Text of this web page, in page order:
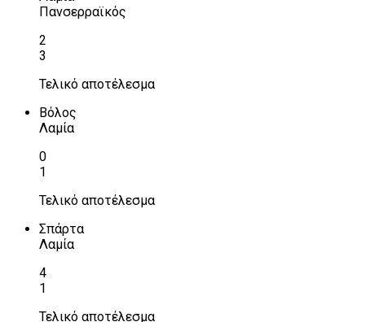
Πανσερραϊκός
2
3
Τελικό αποτέλεσμα
Βόλος
Λαμία
0
1
Τελικό αποτέλεσμα
Σπάρτα
Λαμία
4
1
Τελικό αποτέλεσμα